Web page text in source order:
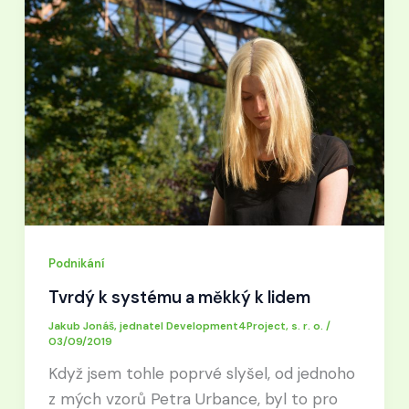
Podnikání
Tvrdý k systému a měkký k lidem
Jakub Jonáš, jednatel Development4Project, s. r. o. /
03/09/2019
Když jsem tohle poprvé slyšel, od jednoho
z mých vzorů Petra Urbance, byl to pro